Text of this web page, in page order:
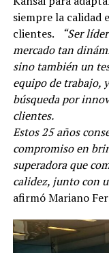
siempre la calidad
clientes.
“Ser
mercado tan
sino también un
equipo de trabajo,
búsqueda por
clientes.
Estos 25 años
compromiso en
superadora que
calidez, junto con
afirmó Mariano